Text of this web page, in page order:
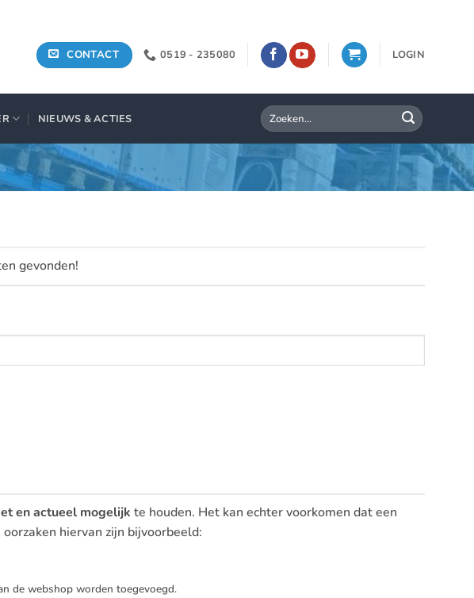
CONTACT 0519 - 235080 LOGIN
NIEUWS & ACTIES
Zoeken
naar:
gevonden!
en actueel mogelijk te houden. Het kan echter voorkomen dat een
hiervan zijn bijvoorbeeld:
de webshop worden toegevoegd.